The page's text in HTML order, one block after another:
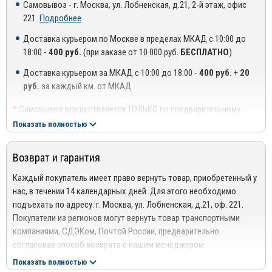
• Головные устройства для автомобилей «RIVAL DIGITAL»
Торговые марки производителя: RIVAL PLATE, RIVAL 4x4, RIVAL
OFF-ROAD, RIVAL SECURITY, RIVAL DIGITAL.
Официальный сайт производителя: www.rival.su
Самовывоз - г. Москва, ул. Лобненская, д.21, 2-й этаж, офис
221. Подробнее
Доставка курьером по Москве в пределах МКАД с 10:00 до
18:00 - 400 руб. (при заказе от 10 000 руб. БЕСПЛАТНО)
Доставка курьером за МКАД с 10:00 до 18:00 - 400 руб. + 20
руб. за каждый км. от МКАД
* Самовывоз осуществляется ТОЛЬКО по предварительному
согласованию с менеджером!
проходная ТЦ или БЦ).
***Доставка до квартиры/офиса платная: + 100 руб. за заказ
весом до 10 кг., +200 руб. за заказ весом свыше 10 кг.
РЕГИОНАЛЬНАЯ ДОСТАВКА ПО РОССИИ, БЕЛАРУСИИ И
КАЗАХСТАНУ
Стоимость доставки от 1000 руб. рассчитывается
менеджером!
Показать полностью
Возврат и гарантия
Каждый покупатель имеет право вернуть товар, приобретенный у
нас, в течении 14 календарных дней. Для этого необходимо
подъехать по адресу: г. Москва, ул. Лобненская, д.21, оф. 221.
Покупатели из регионов могут вернуть товар транспортными
компаниями, СДЭКом, Почтой России, предварительно
согласовав способ возврата с нашим менеджером.
Подробнее сморите в разделе
Показать полностью